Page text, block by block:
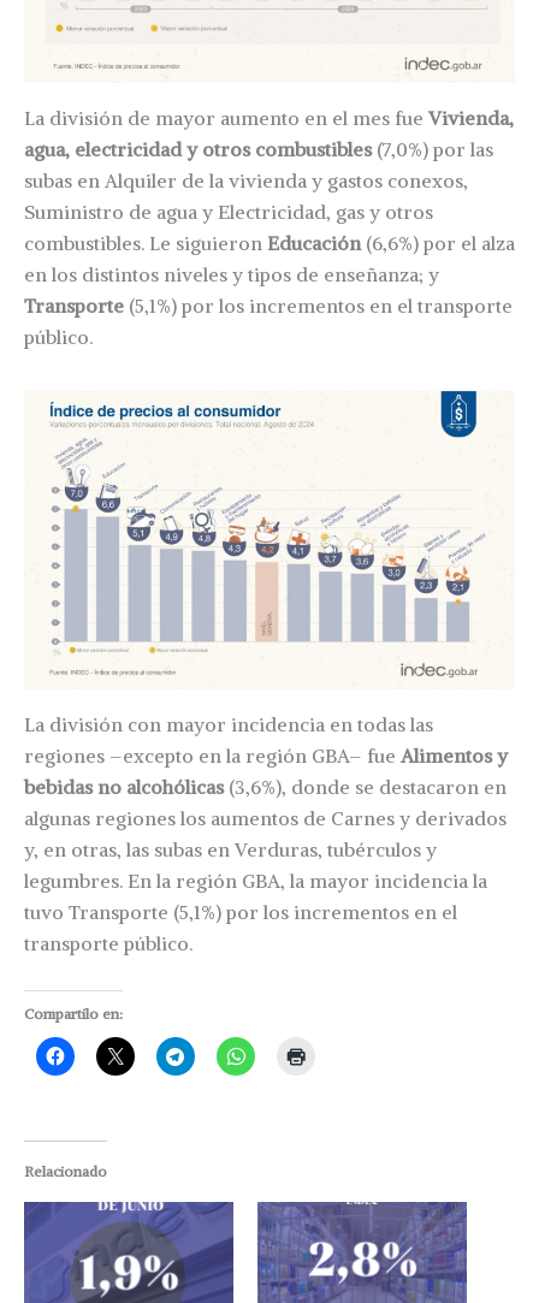
La división de mayor aumento en el mes fue Vivienda,
agua, electricidad y otros combustibles (7,0%) por las
subas en Alquiler de la vivienda y gastos conexos,
Suministro de agua y Electricidad, gas y otros
combustibles. Le siguieron Educación(6,6%) por el alza
en los distintos niveles y tipos de enseñanza; y
Transporte (5,1%) por los incrementos en el transporte
público.
La división con mayor incidencia en todas las
regiones –excepto en la región GBA– fue Alimentos y
bebidas no alcohólicas (3,6%), donde se destacaron en
algunas regiones los aumentos de Carnes y derivados
y, en otras, las subas en Verduras, tubérculos y
legumbres. En la región GBA, la mayor incidencia la
tuvo Transporte (5,1%) por los incrementos en el
transporte público.
Compartilo en:
Relacionado